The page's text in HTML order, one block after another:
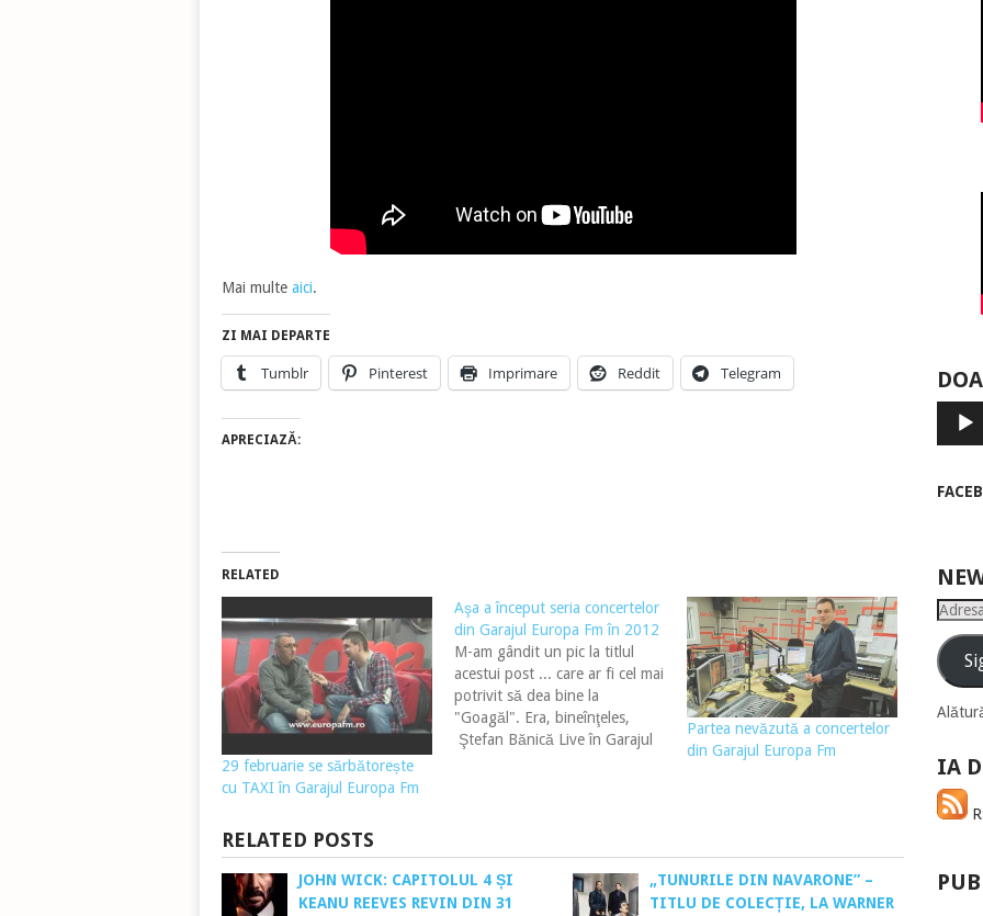
Mai multe aici.
ZI MAI DEPARTE
Tumblr Pinterest Imprimare Reddit Telegram
APRECIAZĂ:
RELATED
29 februarie se sărbătorește
cu TAXI în Garajul Europa Fm
Aşa a început seria concertelor
din Garajul Europa Fm în 2012
M-am gândit un pic la titlul
acestui post ... care ar fi cel mai
potrivit să dea bine la
"Goagăl". Era, bineînţeles,
Ştefan Bănică Live în Garajul
Partea nevăzută a concertelor
din Garajul Europa Fm
RELATED POSTS
JOHN WICK: CAPITOLUL 4 ȘI
KEANU REEVES REVIN DIN 31
„TUNURILE DIN NAVARONE” –
TITLU DE COLECȚIE, LA WARNER
Player
audio
Adresa
email
IA
PUB